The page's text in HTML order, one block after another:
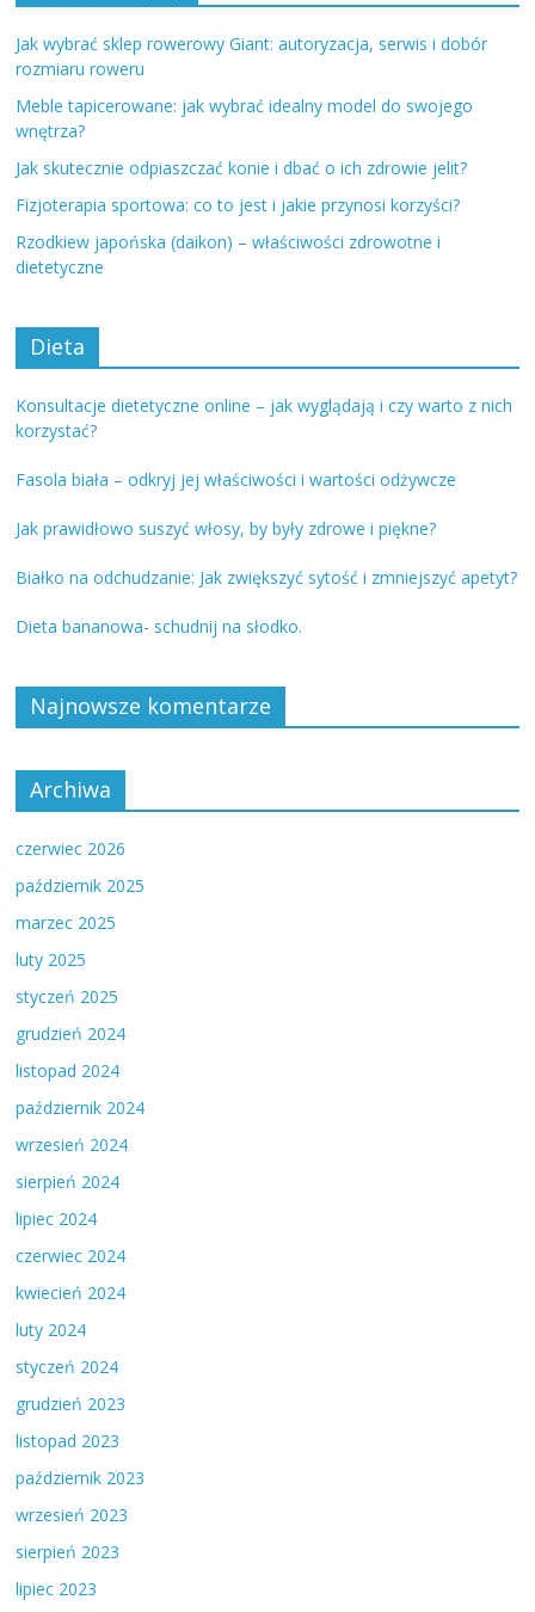
Jak wybrać sklep rowerowy Giant: autoryzacja, serwis i dobór
rozmiaru roweru
Meble tapicerowane: jak wybrać idealny model do swojego
wnętrza?
Jak skutecznie odpiaszczać konie i dbać o ich zdrowie jelit?
Fizjoterapia sportowa: co to jest i jakie przynosi korzyści?
Rzodkiew japońska (daikon) – właściwości zdrowotne i
dietetyczne
Dieta
Konsultacje dietetyczne online – jak wyglądają i czy warto z nich
korzystać?
Fasola biała – odkryj jej właściwości i wartości odżywcze
Jak prawidłowo suszyć włosy, by były zdrowe i piękne?
Białko na odchudzanie: Jak zwiększyć sytość i zmniejszyć apetyt?
Dieta bananowa- schudnij na słodko.
Najnowsze komentarze
Archiwa
czerwiec 2026
październik 2025
marzec 2025
luty 2025
styczeń 2025
grudzień 2024
listopad 2024
październik 2024
wrzesień 2024
sierpień 2024
lipiec 2024
czerwiec 2024
kwiecień 2024
luty 2024
styczeń 2024
grudzień 2023
listopad 2023
październik 2023
wrzesień 2023
sierpień 2023
lipiec 2023